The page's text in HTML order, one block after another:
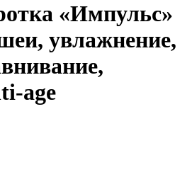
«Импульс»
увлажнение,
age